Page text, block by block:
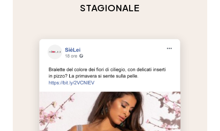
STAGIONALE